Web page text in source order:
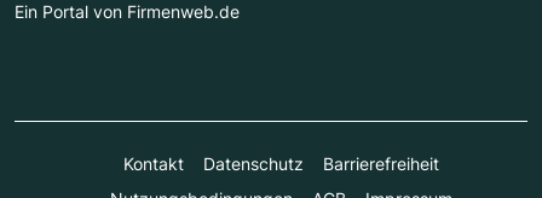
Ein Portal von Firmenweb.de
Kontakt Datenschutz
Barrierefreiheit